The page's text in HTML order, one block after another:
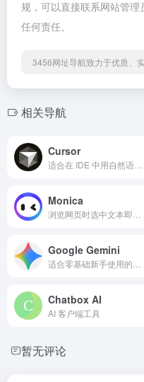
规，可以直接联系网站管
任何责任。
3456网址导航致力于优质、
相关导航
Cursor
Monica
‎Google Gemini
Chatbox AI
AI 客户端工具
暂无评论